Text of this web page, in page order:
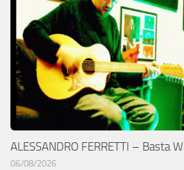
ALESSANDRO FERRETTI – Basta
06/08/2026